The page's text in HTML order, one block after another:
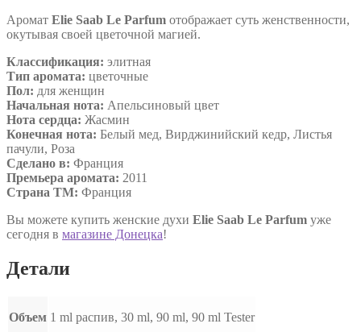
Аромат Elie Saab Le Parfum отображает суть женственности,
окутывая своей цветочной магией.
Классификация: элитная
Тип аромата: цветочные
Пол: для женщин
Начальная нота: Апельсиновый цвет
Нота сердца: Жасмин
Конечная нота: Белый мед, Вирджинийский кедр, Листья
пачули, Роза
Сделано в: Франция
Премьера аромата: 2011
Страна ТМ: Франция
Вы можете купить женские духи Elie Saab Le Parfum уже
сегодня в магазине Донецка!
Детали
Объем 1 ml распив, 30 ml, 90 ml, 90 ml Tester